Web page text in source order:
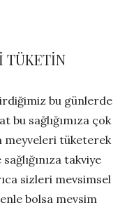
TÜKETİN
bu günlerde
sağlığımıza çok
meyveleri tüketerek
takviye
sizleri mevsimsel
bolsa mevsim